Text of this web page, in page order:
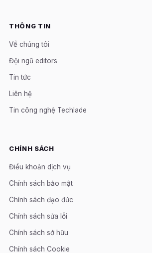
THÔNG TIN
Về chúng tôi
Đội ngũ editors
Tin tức
Liên hệ
Tin công nghệ Techlade
CHÍNH SÁCH
Điều khoản dịch vụ
Chính sách bảo mật
Chính sách đạo đức
Chính sách sửa lỗi
Chính sách sở hữu
Chính sách Cookie